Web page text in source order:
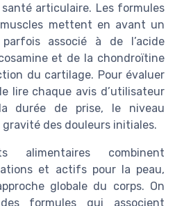
articulaire. Les formules
mettent en avant un
associé à de l’acide
et de la chondroïtine
du cartilage. Pour évaluer
lire chaque avis d’utilisateur
durée de prise, le niveau
des douleurs initiales.
alimentaires combinent
et actifs pour la peau,
globale du corps. On
formules qui associent